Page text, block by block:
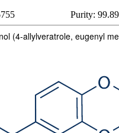
Purity:
(4-allylveratrole, eugenyl